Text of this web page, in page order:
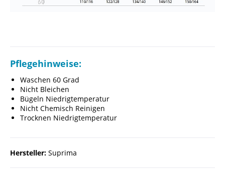
Pflegehinweise:
Waschen 60 Grad
Nicht Bleichen
Bügeln Niedrigtemperatur
Nicht Chemisch Reinigen
Trocknen Niedrigtemperatur
Hersteller: Suprima